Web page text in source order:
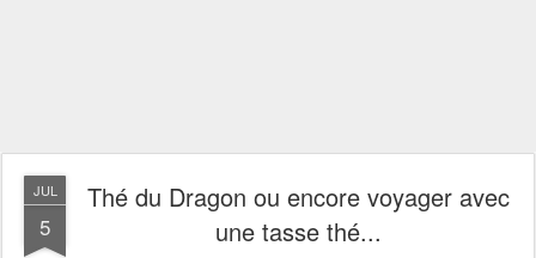
JUL
5
Thé du Dragon ou encore voyager avec
une tasse thé...